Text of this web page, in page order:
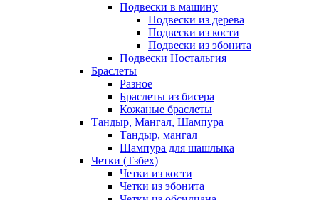
Подвески в машину
Подвески из дерева
Подвески из кости
Подвески из эбонита
Подвески Ностальгия
Браслеты
Разное
Браслеты из бисера
Кожаные браслеты
Тандыр, Мангал, Шампура
Тандыр, мангал
Шампура для шашлыка
Четки (Тзбех)
Четки из кости
Четки из эбонита